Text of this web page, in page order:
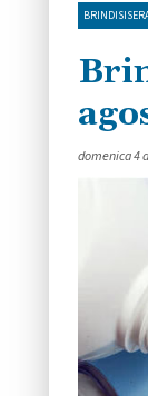
domenica 4